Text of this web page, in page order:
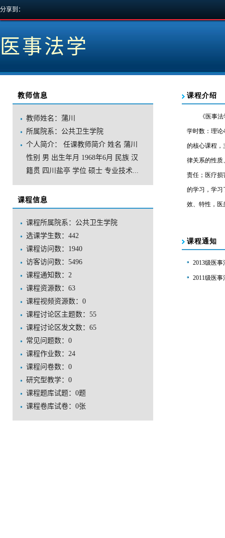
分享到：
医事法学
教师信息
教师姓名：蒲川
所属院系：公共卫生学院
个人简介：任课教师简介姓名蒲川
性别男出生年月1968年6月民族汉
籍贯四川盐亭学位硕士专业技术...
课程信息
课程所属院系：公共卫生学院
选课学生数：442
课程访问数： 1940
访客访问数： 5496
课程通知数： 2
课程资源数： 63
课程视频资源数： 0
课程讨论区主题数： 55
课程讨论区发文数： 65
常见问题数： 0
课程作业数： 24
课程问卷数： 0
研究型教学： 0
课程题库试题： 0题
课程卷库试卷： 0张